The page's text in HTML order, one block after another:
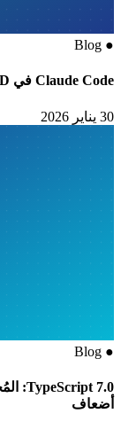
●
Blog
Claude Code في CI/CD: أتمتة مع GitHub Actions و GitLab
30 يناير 2026
●
Blog
أضعاف